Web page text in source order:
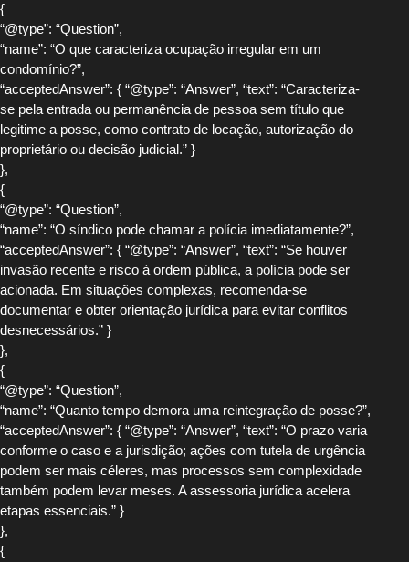
{
“@type”: “Question”,
“name”: “O que caracteriza ocupação irregular em um
condomínio?”,
“acceptedAnswer”: { “@type”: “Answer”, “text”: “Caracteriza-
se pela entrada ou permanência de pessoa sem título que
legitime a posse, como contrato de locação, autorização do
proprietário ou decisão judicial.” }
},
{
“@type”: “Question”,
“name”: “O síndico pode chamar a polícia imediatamente?”,
“acceptedAnswer”: { “@type”: “Answer”, “text”: “Se houver
invasão recente e risco à ordem pública, a polícia pode ser
acionada. Em situações complexas, recomenda-se
documentar e obter orientação jurídica para evitar conflitos
desnecessários.” }
},
{
“@type”: “Question”,
“name”: “Quanto tempo demora uma reintegração de posse?”,
“acceptedAnswer”: { “@type”: “Answer”, “text”: “O prazo varia
conforme o caso e a jurisdição; ações com tutela de urgência
podem ser mais céleres, mas processos sem complexidade
também podem levar meses. A assessoria jurídica acelera
etapas essenciais.” }
},
{